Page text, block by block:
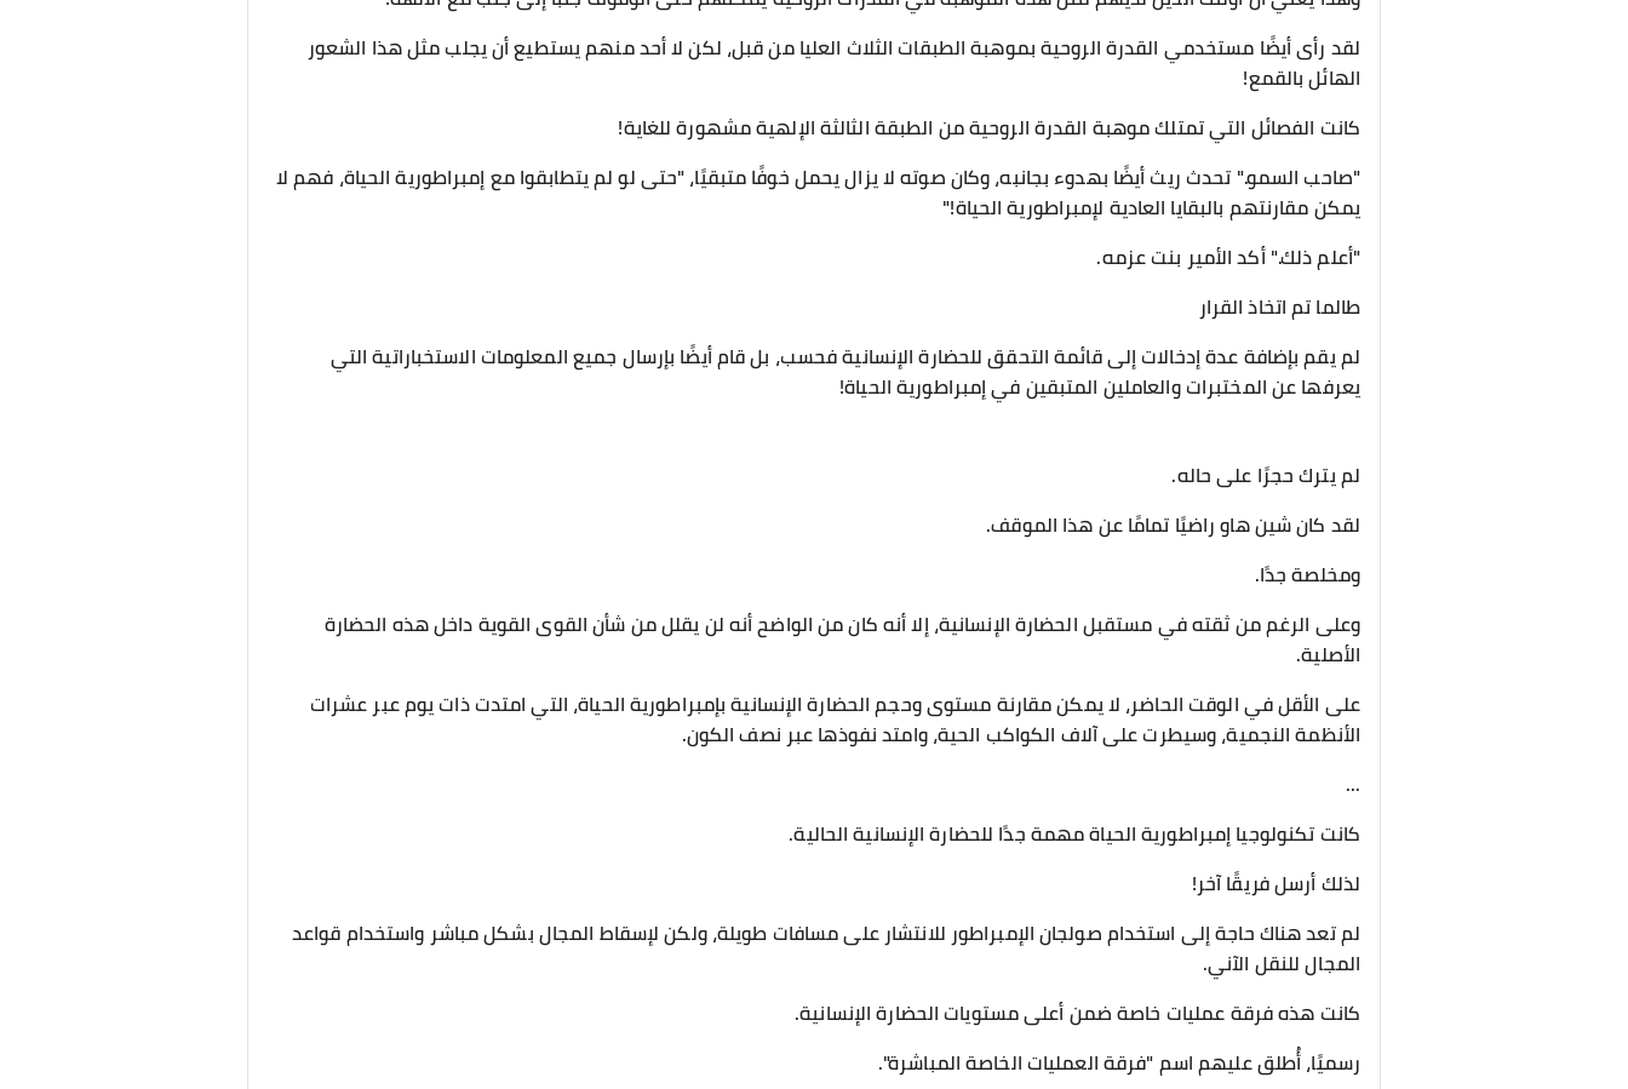
لقد رأى أيضًا مستخدمي القدرة الروحية بموهبة الطبقات الثلاث العليا من قبل، لكن لا أحد منهم يستطيع أن يجلب مثل هذا الشعور
الهائل بالقمع!
كانت الفصائل التي تمتلك موهبة القدرة الروحية من الطبقة الثالثة الإلهية مشهورة للغاية!
"صاحب السمو." تحدث ريث أيضًا بهدوء بجانبه، وكان صوته لا يزال يحمل خوفًا متبقيًا، "حتى لو لم يتطابقوا مع إمبراطورية الحياة، فهم لا
يمكن مقارنتهم بالبقايا العادية لإمبراطورية الحياة!"
"أعلم ذلك." أكد الأمير بنت عزمه.
طالما تم اتخاذ القرار
لم يقم بإضافة عدة إدخالات إلى قائمة التحقق للحضارة الإنسانية فحسب، بل قام أيضًا بإرسال جميع المعلومات الاستخباراتية التي
يعرفها عن المختبرات والعاملين المتبقين في إمبراطورية الحياة!
لم يترك حجرًا على حاله.
لقد كان شين هاو راضيًا تمامًا عن هذا الموقف.
ومخلصة جدًا.
وعلى الرغم من ثقته في مستقبل الحضارة الإنسانية، إلا أنه كان من الواضح أنه لن يقلل من شأن القوى القوية داخل هذه الحضارة
الأصلية.
على الأقل في الوقت الحاضر، لا يمكن مقارنة مستوى وحجم الحضارة الإنسانية بإمبراطورية الحياة، التي امتدت ذات يوم عبر عشرات
الأنظمة النجمية، وسيطرت على آلاف الكواكب الحية، وامتد نفوذها عبر نصف الكون.
...
كانت تكنولوجيا إمبراطورية الحياة مهمة جدًا للحضارة الإنسانية الحالية.
لذلك أرسل فريقًا آخر!
لم تعد هناك حاجة إلى استخدام صولجان الإمبراطور للانتشار على مسافات طويلة، ولكن لإسقاط المجال بشكل مباشر واستخدام قواعد
المجال للنقل الآني.
كانت هذه فرقة عمليات خاصة ضمن أعلى مستويات الحضارة الإنسانية.
رسميًا، أُطلق عليهم اسم "فرقة العمليات الخاصة المباشرة".